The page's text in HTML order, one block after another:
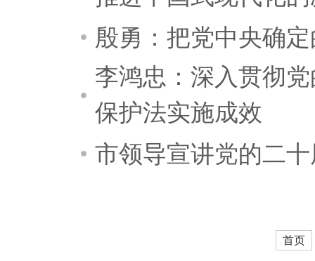
殷勇：把党中央确
李鸿忠：深入贯彻
保护法实施成效
市领导宣讲党的二
首页